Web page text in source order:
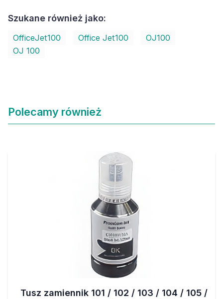
Szukane również jako:
OfficeJet100 Office Jet100
OJ100
OJ 100
Polecamy również
Tusz zamiennik 101 / 102 / 103 / 104 / 105 /